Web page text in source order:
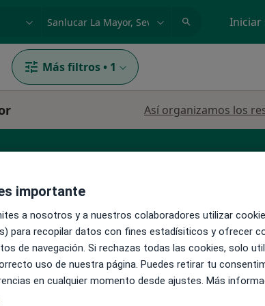
Iniciar
Más filtros • 1
Así organizamos los
La reserva de cita online no está
Ver teléfono
importante
a nosotros y a nuestros colaboradores utilizar
para recopilar datos con fines estadísiticos y ofrecer
de navegación. Si rechazas todas las cookies, solo
uso de nuestra página. Puedes retirar tu
en cualquier momento desde ajustes. Más